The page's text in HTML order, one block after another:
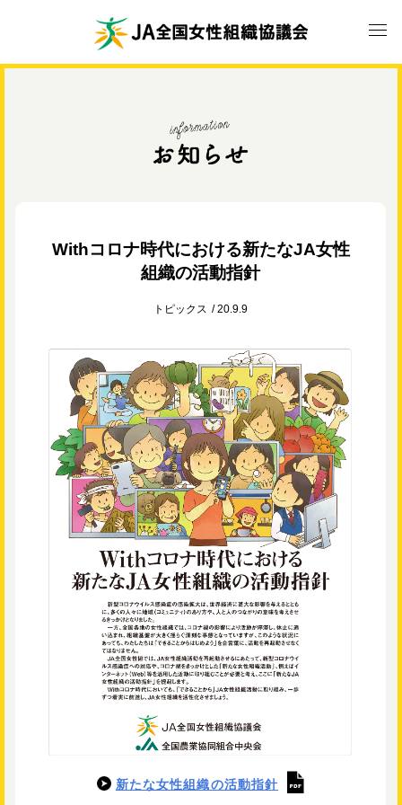
Withコロナ時代における新たなJA女性
組織の活動指針
トピックス 20.9.9
新たな女性組織の活動指針